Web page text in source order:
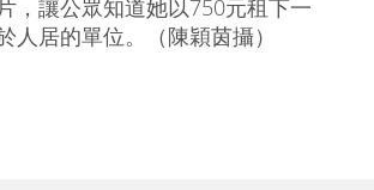
，讓公眾知道她以750元租下一
人居的單位。（陳穎茵攝）